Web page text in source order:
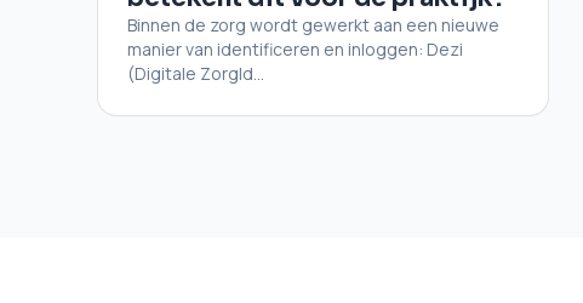
Binnen de zorg wordt gewerkt aan een nieuwe
manier van identificeren en inloggen: Dezi
(Digitale ZorgId...